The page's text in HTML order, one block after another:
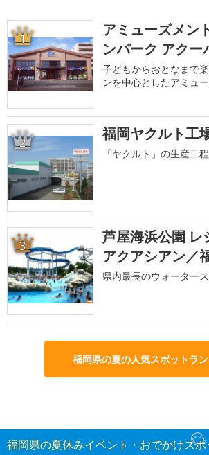
1
アミューズメン
ンパーク アクー
子どもからおとなまで
ンを中心としたアミュ
2 福岡ヤクルト工
「ヤクルト」の生産工
3
芦屋海浜公園 レ
アクアシアン／
県内最長のウォーター
福岡県の夏の人気スポットラ
福岡県の夏休みイベント・おでかけス